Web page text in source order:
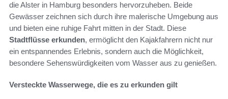
die Alster in Hamburg besonders hervorzuheben. Beide
Gewässer zeichnen sich durch ihre malerische Umgebung aus
und bieten eine ruhige Fahrt mitten in der Stadt. Diese
Stadtflüsse erkunden, ermöglicht den Kajakfahrern nicht nur
ein entspannendes Erlebnis, sondern auch die Möglichkeit,
besondere Sehenswürdigkeiten vom Wasser aus zu genießen.
Versteckte Wasserwege, die es zu erkunden gilt